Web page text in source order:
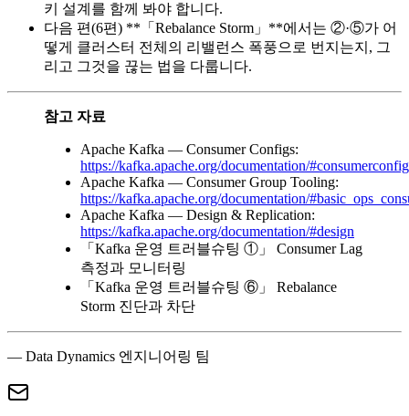
키 설계를 함께 봐야 합니다.
다음 편(6편) **「Rebalance Storm」**에서는 ②·⑤가 어
떻게 클러스터 전체의 리밸런스 폭풍으로 번지는지, 그
리고 그것을 끊는 법을 다룹니다.
참고 자료
Apache Kafka — Consumer Configs:
https://kafka.apache.org/documentation/
Apache Kafka — Consumer Group Tooling:
https://kafka.apache.org/documentation/
Apache Kafka — Design & Replication:
https://kafka.apache.org/documentation/#design
「Kafka 운영 트러블슈팅 ①」 Consumer Lag
측정과 모니터링
「Kafka 운영 트러블슈팅 ⑥」 Rebalance
Storm 진단과 차단
— Data Dynamics 엔지니어링 팀